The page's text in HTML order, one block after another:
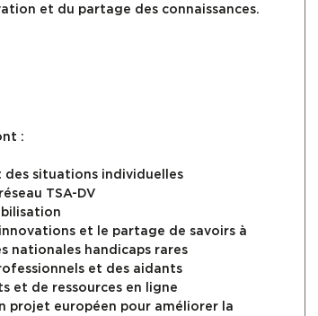
et du partage des connaissances.
:
des situations individuelles
TSA-DV
et le partage de savoirs à
nationales handicaps rares
et des aidants
et de ressources en ligne
projet européen pour améliorer la